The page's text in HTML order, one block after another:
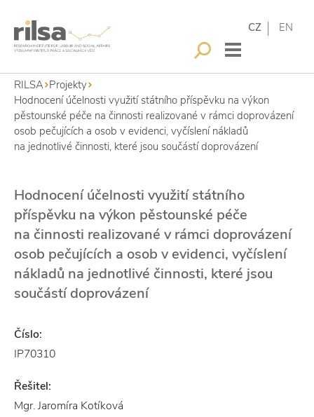
CZ EN
RILSA Projekty
Hodnocení účelnosti využití státního příspěvku na výkon
pěstounské péče na činnosti realizované v rámci doprovázení
osob pečujících a osob v evidenci, vyčíslení nákladů
na jednotlivé činnosti, které jsou součástí doprovázení
Hodnocení účelnosti využití státního
příspěvku na výkon pěstounské péče
na činnosti realizované v rámci doprovázení
osob pečujících a osob v evidenci, vyčíslení
nákladů na jednotlivé činnosti, které jsou
součástí doprovázení
Číslo:
IP70310
Řešitel:
Mgr. Jaromíra Kotíková